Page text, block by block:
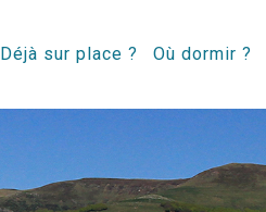
Déjà sur place ? Où dormir ?